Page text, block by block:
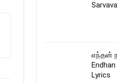
எந்தன்
Lyrics